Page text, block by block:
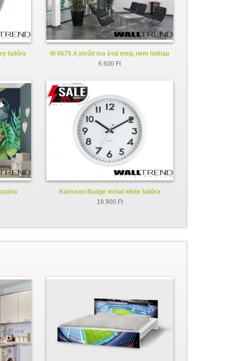
falióra
W 0675 A jövőd ma írod meg, nem holnap
faltetoválás - falmatrica
6.600 Ft
Karlsson Badge metal white falióra
KA5610WH
18.900 Ft